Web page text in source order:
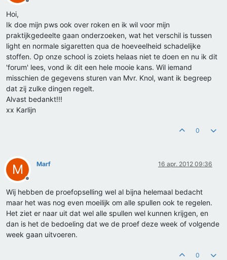
Offline
Hoi,
Ik doe mijn pws ook over roken en ik wil voor mijn
praktijkgedeelte gaan onderzoeken, wat het verschil is tussen
light en normale sigaretten qua de hoeveelheid schadelijke
stoffen. Op onze school is zoiets helaas niet te doen en nu ik dit
'forum' lees, vond ik dit een hele mooie kans. Wil iemand
misschien de gegevens sturen van Mvr. Knol, want ik begreep
dat zij zulke dingen regelt.
Alvast bedankt!!!
xx Karlijn
0
M
Offline
Marf 16 apr. 2012 09:36
Wij hebben de proefopselling wel al bijna helemaal bedacht
maar het was nog even moeilijk om alle spullen ook te regelen.
Het ziet er naar uit dat wel alle spullen wel kunnen krijgen, en
dan is het de bedoeling dat we de proef deze week of volgende
week gaan uitvoeren.
0